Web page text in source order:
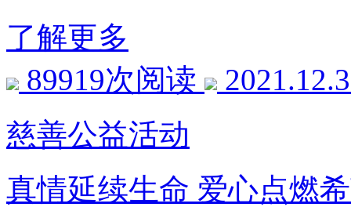
了解更多
89919次阅读
慈善公益活动
真情延续生命 爱心点燃